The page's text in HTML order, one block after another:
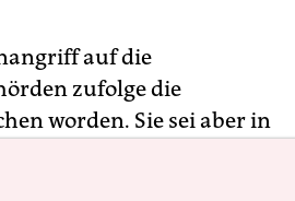
auf die
zufolge die
worden. Sie sei aber in
der Region